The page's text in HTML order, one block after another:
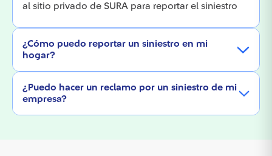
al sitio privado de SURA para reportar el siniestro
paso.
¿Cómo puedo reportar un siniestro en mi
hogar?
selecciona "Siniestro de Hogar" y completa la
información necesaria.
¿Puedo hacer un reclamo por un siniestro de mi
empresa?